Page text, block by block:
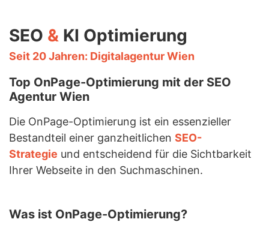
SEO & KI Optimierung
Seit 20 Jahren: Digitalagentur Wien
Top OnPage-Optimierung mit der SEO
Agentur Wien
Die OnPage-Optimierung ist ein essenzieller
Bestandteil einer ganzheitlichen SEO-
Strategie und entscheidend für die Sichtbarkeit
Ihrer Webseite in den Suchmaschinen.
Was ist OnPage-Optimierung?